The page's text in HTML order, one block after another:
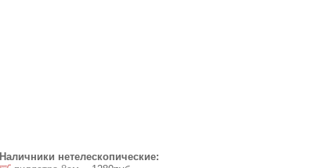
Наличники нетелескопические: